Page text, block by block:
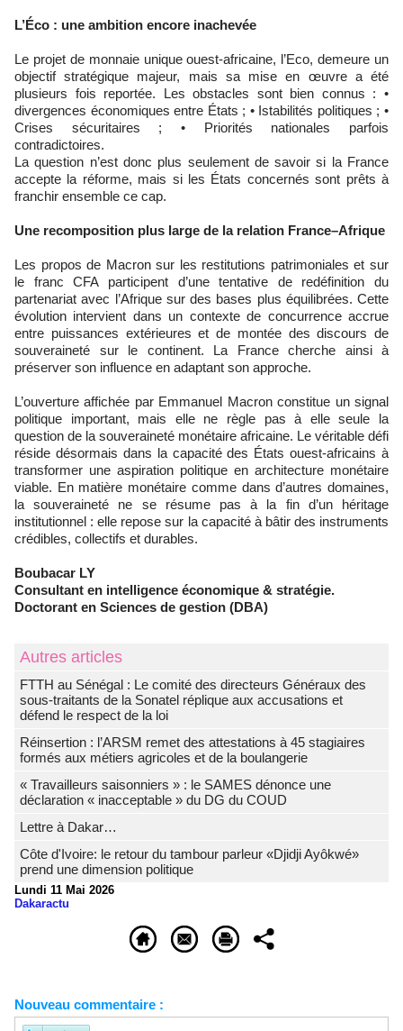
L’Éco : une ambition encore inachevée
Le projet de monnaie unique ouest-africaine, l’Eco, demeure un
objectif stratégique majeur, mais sa mise en œuvre a été
plusieurs fois reportée. Les obstacles sont bien connus : •
divergences économiques entre États ; • Istabilités politiques ; •
Crises sécuritaires ; • Priorités nationales parfois
contradictoires.
La question n’est donc plus seulement de savoir si la France
accepte la réforme, mais si les États concernés sont prêts à
franchir ensemble ce cap.
Une recomposition plus large de la relation France–Afrique
Les propos de Macron sur les restitutions patrimoniales et sur
le franc CFA participent d’une tentative de redéfinition du
partenariat avec l’Afrique sur des bases plus équilibrées. Cette
évolution intervient dans un contexte de concurrence accrue
entre puissances extérieures et de montée des discours de
souveraineté sur le continent. La France cherche ainsi à
préserver son influence en adaptant son approche.
L’ouverture affichée par Emmanuel Macron constitue un signal
politique important, mais elle ne règle pas à elle seule la
question de la souveraineté monétaire africaine. Le véritable défi
réside désormais dans la capacité des États ouest-africains à
transformer une aspiration politique en architecture monétaire
viable. En matière monétaire comme dans d’autres domaines,
la souveraineté ne se résume pas à la fin d’un héritage
institutionnel : elle repose sur la capacité à bâtir des instruments
crédibles, collectifs et durables.
Boubacar LY
Consultant en intelligence économique & stratégie.
Doctorant en Sciences de gestion (DBA)
Autres articles
FTTH au Sénégal : Le comité des directeurs Généraux des
sous-traitants de la Sonatel réplique aux accusations et
défend le respect de la loi
Réinsertion : l’ARSM remet des attestations à 45 stagiaires
formés aux métiers agricoles et de la boulangerie
« Travailleurs saisonniers » : le SAMES dénonce une
déclaration « inacceptable » du DG du COUD
Lettre à Dakar…
Côte d'Ivoire: le retour du tambour parleur «Djidji Ayôkwé»
prend une dimension politique
Lundi 11 Mai 2026
Dakaractu
Nouveau commentaire :